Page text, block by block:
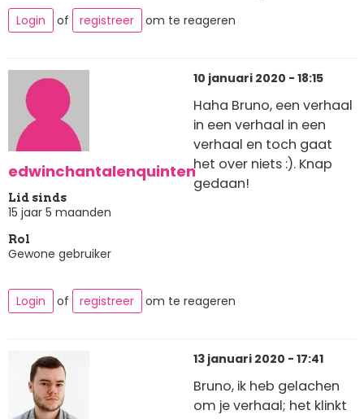
Login of registreer om te reageren
edwinchantalenquinten
Lid sinds
15 jaar 5 maanden
Rol
Gewone gebruiker
10 januari 2020 - 18:15
Haha Bruno, een verhaal
in een verhaal in een
verhaal en toch gaat
het over niets :). Knap
gedaan!
Login of registreer om te reageren
13 januari 2020 - 17:41
Bruno, ik heb gelachen
om je verhaal; het klinkt